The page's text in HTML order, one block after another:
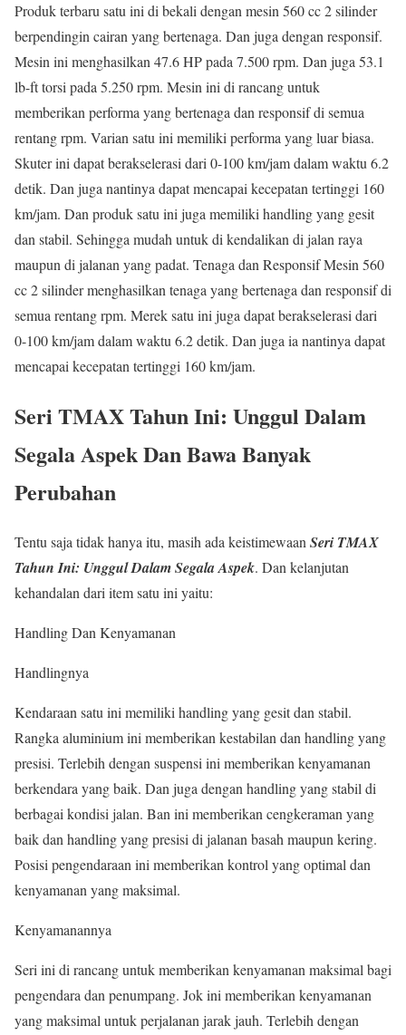
Produk terbaru satu ini di bekali dengan mesin 560 cc 2 silinder
berpendingin cairan yang bertenaga. Dan juga dengan responsif.
Mesin ini menghasilkan 47.6 HP pada 7.500 rpm. Dan juga 53.1
lb-ft torsi pada 5.250 rpm. Mesin ini di rancang untuk
memberikan performa yang bertenaga dan responsif di semua
rentang rpm. Varian satu ini memiliki performa yang luar biasa.
Skuter ini dapat berakselerasi dari 0-100 km/jam dalam waktu 6.2
detik. Dan juga nantinya dapat mencapai kecepatan tertinggi 160
km/jam. Dan produk satu ini juga memiliki handling yang gesit
dan stabil. Sehingga mudah untuk di kendalikan di jalan raya
maupun di jalanan yang padat. Tenaga dan Responsif Mesin 560
cc 2 silinder menghasilkan tenaga yang bertenaga dan responsif di
semua rentang rpm. Merek satu ini juga dapat berakselerasi dari
0-100 km/jam dalam waktu 6.2 detik. Dan juga ia nantinya dapat
mencapai kecepatan tertinggi 160 km/jam.
Seri TMAX Tahun Ini: Unggul Dalam
Segala Aspek Dan Bawa Banyak
Perubahan
Tentu saja tidak hanya itu, masih ada keistimewaan Seri TMAX
Tahun Ini: Unggul Dalam Segala Aspek. Dan kelanjutan
kehandalan dari item satu ini yaitu:
Handling Dan Kenyamanan
Handlingnya
Kendaraan satu ini memiliki handling yang gesit dan stabil.
Rangka aluminium ini memberikan kestabilan dan handling yang
presisi. Terlebih dengan suspensi ini memberikan kenyamanan
berkendara yang baik. Dan juga dengan handling yang stabil di
berbagai kondisi jalan. Ban ini memberikan cengkeraman yang
baik dan handling yang presisi di jalanan basah maupun kering.
Posisi pengendaraan ini memberikan kontrol yang optimal dan
kenyamanan yang maksimal.
Kenyamanannya
Seri ini di rancang untuk memberikan kenyamanan maksimal bagi
pengendara dan penumpang. Jok ini memberikan kenyamanan
yang maksimal untuk perjalanan jarak jauh. Terlebih dengan